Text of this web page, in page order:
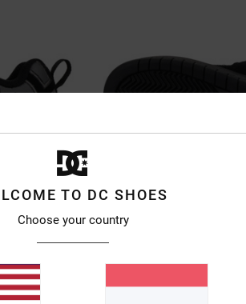
TO DC SHOES
Choose your country